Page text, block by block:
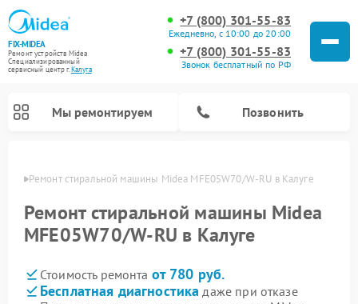
FIX-MIDEA
Ремонт устройств Midea
Специализированный
cервисный центр г.Калуга
+7 (800) 301-55-83
Ежедневно, с 10:00 до 20:00
+7 (800) 301-55-83
Звонок бесплатный по РФ
Мы ремонтируем Позвонить
Ремонт стиральной машины Midea MFE05W70/W-RU в Калуге
Ремонт стиральной машины Midea
MFE05W70/W-RU в Калуге
Стоимость ремонта от 780 руб.
Бесплатная диагностика даже при отказе